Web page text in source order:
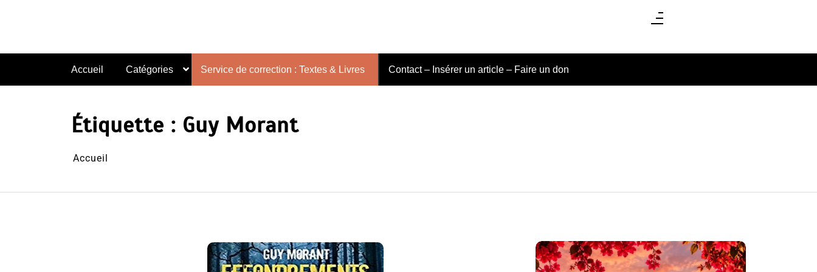
Accueil Catégories Service de correction : Textes & Livres Contact – Insérer un article – Faire un don
Étiquette : Guy Morant
Accueil